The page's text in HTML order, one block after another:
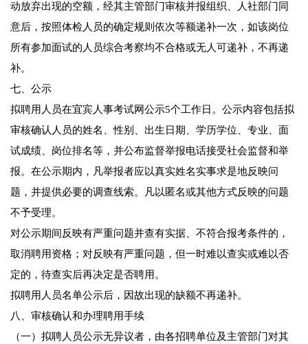
动放弃出现的空额，经其主管部门审核并报组织、人社部门同
意后，按照体检人员的确定规则依次等额递补一次，如该岗位
所有参加面试的人员综合考察均不合格或无人可递补，不再递
补。
七、公示
拟聘用人员在宜宾人事考试网公示5个工作日。公示内容包括拟
审核确认人员的姓名、性别、出生日期、学历学位、专业、面
试成绩、岗位排名等，并公布监督举报电话接受社会监督和举
报。在公示期内，凡举报者应以真实姓名实事求是地反映问
题，并提供必要的调查线索。凡以匿名或其他方式反映的问题
不予受理。
对公示期间反映有严重问题并查有实据、不符合报考条件的，
取消聘用资格；对反映有严重问题，但一时难以查实或难以否
定的，待查实后再决定是否聘用。
拟聘用人员名单公示后，因故出现的缺额不再递补。
八、审核确认和办理聘用手续
（一）拟聘人员公示无异议者，由各招聘单位及主管部门对其